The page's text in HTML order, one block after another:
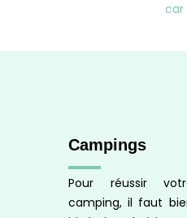
car
Campings
Pour réussir
camping, il faut